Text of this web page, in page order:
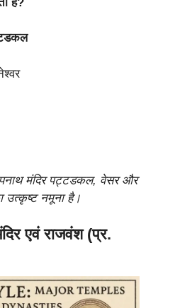
मंदिर पट्टडकल, वेसर और
उत्कृष्ट नमूना है।
एवं राजवंश (प्र.